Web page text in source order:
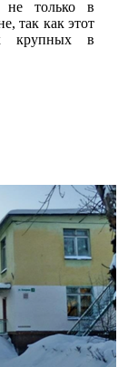
не только в
так как этот
крупных в